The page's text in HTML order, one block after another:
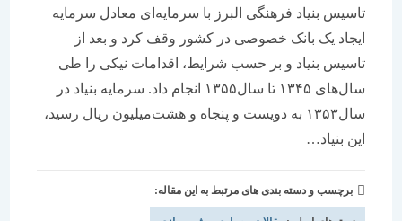
تاسیس بنیاد فرهنگی البرز با سرمایه‌‌‌‌‌ای معادل سرمایه
ایجاد یک بانک خصوصی در کشور وقف کرد و بعد از
تاسیس بنیاد و بر حسب شرایط، اقدامات نیکی را طی
سال‌های ۱۳۴۵ تا سال‌۱۳۵۵ انجام داد. سرمایه بنیاد در
سال‌۱۳۵۳ به دویست و پنجاه و هشت‌میلیون‌ ریال رسید،
‌این بنیاد…
برچسب و دسته بندی های مرتبط به این مقاله: